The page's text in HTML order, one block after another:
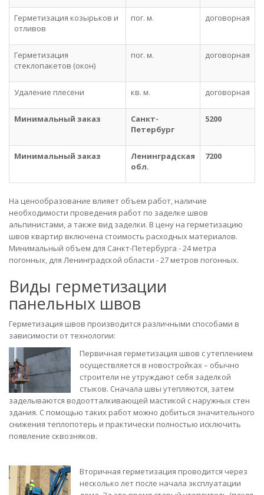
Герметизация козырьков и
отливов
пог. м. договорная
Герметизация
стеклопакетов (окон)
пог. м. договорная
Удаление плесени кв. м. договорная
Минимальный заказ
Санкт-
Петербург
5200
Минимальный заказ
Ленинградская
обл.
7200
На ценообразование влияет объем работ, наличие
необходимости проведения работ по заделке швов
альпинистами, а также вид заделки. В цену на герметизацию
швов квартир включена стоимость расходных материалов.
Минимальный объем для Санкт-Петербурга - 24 метра
погонных, для Ленинградской области - 27 метров погонных.
Виды герметизации
панельных швов
Герметизация швов производится различными способами в
зависимости от технологии:
Первичная герметизация швов с утеплением
осуществляется в новостройках – обычно
строители не утруждают себя заделкой
стыков. Сначала швы утепляются, затем
заделываются водоотталкивающей мастикой с наружных стен
здания. С помощью таких работ можно добиться значительного
снижения теплопотерь и практически полностью исключить
появление сквозняков.
Вторичная герметизация проводится через
несколько лет после начала эксплуатации